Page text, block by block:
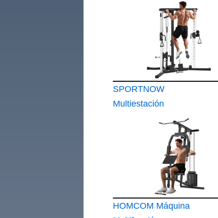
SPORTNOW
Multiestación
Musculación Máquina
de Musculación
HOMCOM Máquina